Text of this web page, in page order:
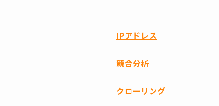
IPアドレス
競合分析
クローリング